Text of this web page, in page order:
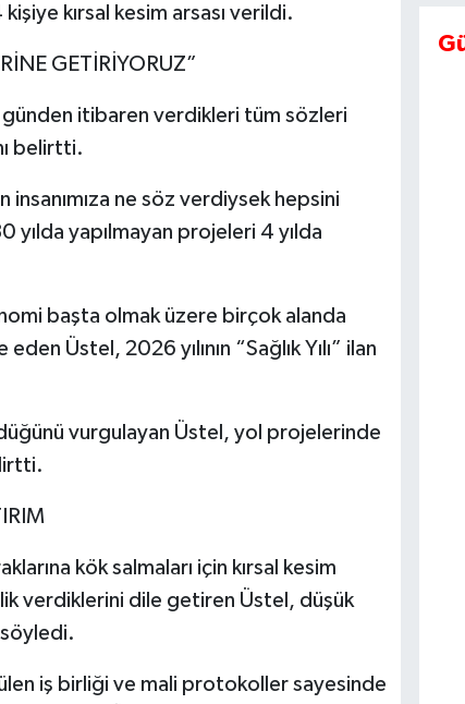
kırsal kesim arsası verildi.
GETİRİYORUZ”
itibaren verdikleri tüm sözleri
belirtti.
insanımıza ne söz verdiysek hepsini
yılda yapılmayan projeleri 4 yılda
başta olmak üzere birçok alanda
Üstel, 2026 yılının “Sağlık Yılı” ilan
vurgulayan Üstel, yol projelerinde
kök salmaları için kırsal kesim
verdiklerini dile getiren Üstel, düşük
söyledi.
iş birliği ve mali protokoller sayesinde